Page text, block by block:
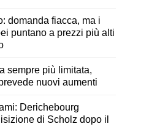
domanda fiacca, ma i
puntano a prezzi più alti
sempre più limitata,
nuovi aumenti
Derichebourg
di Scholz dopo il